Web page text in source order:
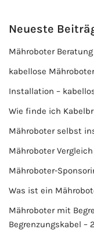
Neueste
Mähroboter Beratung
kabellose
Installation –
Wie finde ich
Mähroboter selbst
Mähroboter
Mähroboter-
Was ist ein
Mähroboter mit
Begrenzungskabel –